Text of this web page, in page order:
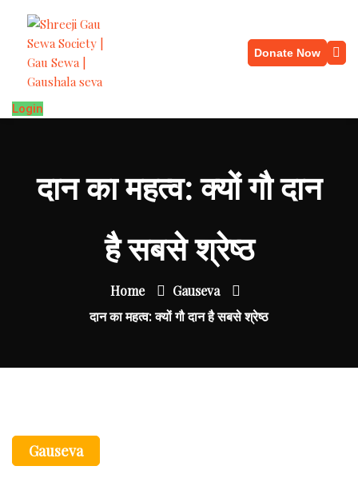
Donate Now
Login
दान का महत्व: क्यों गौ दान
है सबसे श्रेष्ठ
Home
Gauseva
दान का महत्व: क्यों गौ दान है सबसे श्रेष्ठ
Gauseva